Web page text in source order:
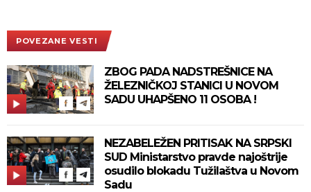
POVEZANE VESTI
ZBOG PADA NADSTREŠNICE NA
ŽELEZNIČKOJ STANICI U NOVOM
SADU UHAPŠENO 11 OSOBA !
NEZABELEŽEN PRITISAK NA SRPSKI
SUD Ministarstvo pravde najoštrije
osudilo blokadu Tužilaštva u Novom
Sadu